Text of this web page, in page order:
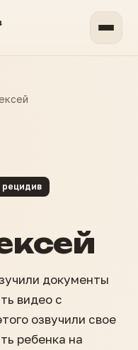
рецидив
документы
видео с
озвучили свое
ребенка на